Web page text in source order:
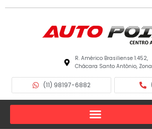
R. Américo Brasiliense 1.452,
Chácara Santo Antônio,
(11) 98197-6882